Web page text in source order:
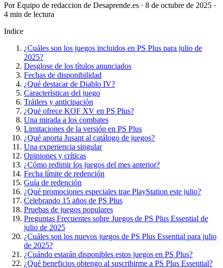
Por Equipo de redaccion de Desaprende.es · 8 de octubre de 2025 ·
4 min de lectura
Indice
¿Cuáles son los juegos incluidos en PS Plus para julio de
2025?
Desglose de los títulos anunciados
Fechas de disponibilidad
¿Qué destacar de Diablo IV?
Características del juego
Tráilers y anticipación
¿Qué ofrece KOF XV en PS Plus?
Una mirada a los combates
Limitaciones de la versión en PS Plus
¿Qué aporta Jusant al catálogo de juegos?
Una experiencia singular
Opiniones y críticas
¿Cómo redimir los juegos del mes anterior?
Fecha límite de redención
Guía de redención
¿Qué promociones especiales trae PlayStation este julio?
Celebrando 15 años de PS Plus
Pruebas de juegos populares
Preguntas Frecuentes sobre Juegos de PS Plus Essential de
julio de 2025
¿Cuáles son los nuevos juegos de PS Plus Essential para julio
de 2025?
¿Cuándo estarán disponibles estos juegos en PS Plus?
¿Qué beneficios obtengo al suscribirme a PS Plus Essential?